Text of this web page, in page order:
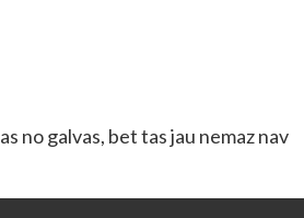
no galvas, bet tas jau nemaz nav